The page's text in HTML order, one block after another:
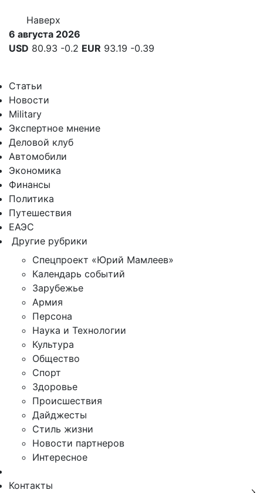
Наверх
6 августа 2026
USD 80.93 -0.2 EUR 93.19 -0.39
Статьи
Новости
Military
Экспертное мнение
Деловой клуб
Автомобили
Экономика
Финансы
Политика
Путешествия
ЕАЭС
Другие рубрики
Спецпроект «Юрий Мамлеев»
Календарь событий
Зарубежье
Армия
Персона
Наука и Технологии
Культура
Общество
Спорт
Здоровье
Происшествия
Дайджесты
Стиль жизни
Новости партнеров
Интересное
Контакты